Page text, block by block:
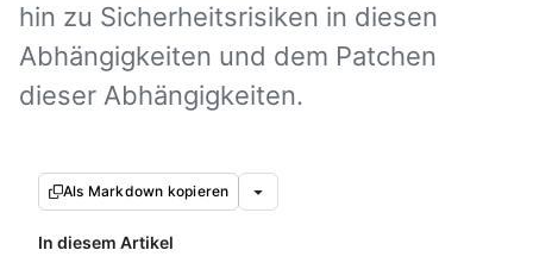
hin zu Sicherheitsrisiken in diesen
Abhängigkeiten und dem Patchen
dieser Abhängigkeiten.
Als Markdown kopieren
In diesem Artikel